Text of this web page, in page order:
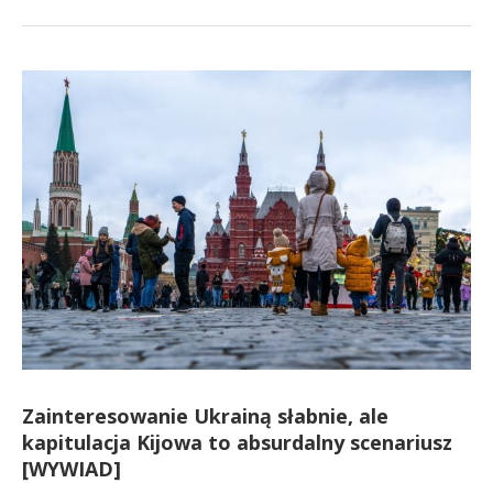
Zainteresowanie Ukrainą słabnie, ale
kapitulacja Kijowa to absurdalny scenariusz
[WYWIAD]